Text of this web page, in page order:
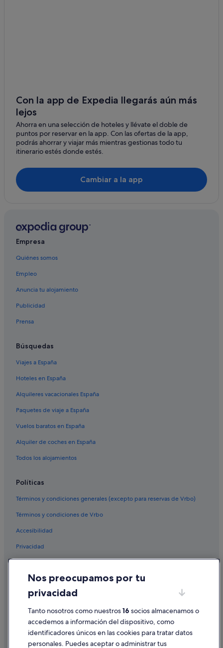
Villas en Pitigliano
Pitigliano hoteles
Semproniano hoteles
Poggi del Sasso hoteles
Hoteles cerca de Parque de animales de monte Amiata
Posadas en Saturnia
La Cava hoteles
Marsiliana hoteles
Hoteles de 3 estrellas en Saturnia
Manciano hoteles
Hoteles con restaurante en Saturnia
B&B en Poggio Murella
Con la app de Expedia llegarás aún más
lejos
Ahorra en una selección de hoteles y llévate el doble de
puntos por reservar en la app. Con las ofertas de la app,
podrás ahorrar y viajar más mientras gestionas todo tu
itinerario estés donde estés.
Cambiar a la app
Empresa
Quiénes somos
Empleo
Anuncia tu alojamiento
Publicidad
Prensa
Búsquedas
Viajes a España
Hoteles en España
Alquileres vacacionales España
Paquetes de viaje a España
Vuelos baratos en España
Alquiler de coches en España
Todos los alojamientos
Políticas
Términos y condiciones generales (excepto para reservas de Vrbo)
Términos y condiciones de Vrbo
Accesibilidad
Privacidad
Condiciones de uso
Información legal/contacto
Pautas sobre el contenido y cómo denunciar contenido
Ayuda
Nos preocupamos por tu
privacidad
Tanto nosotros como nuestros16 socios almacenamos o
accedemos a información del dispositivo, como
identificadores únicos en las cookies para tratar datos
personales. Puedes aceptar o administrar tus